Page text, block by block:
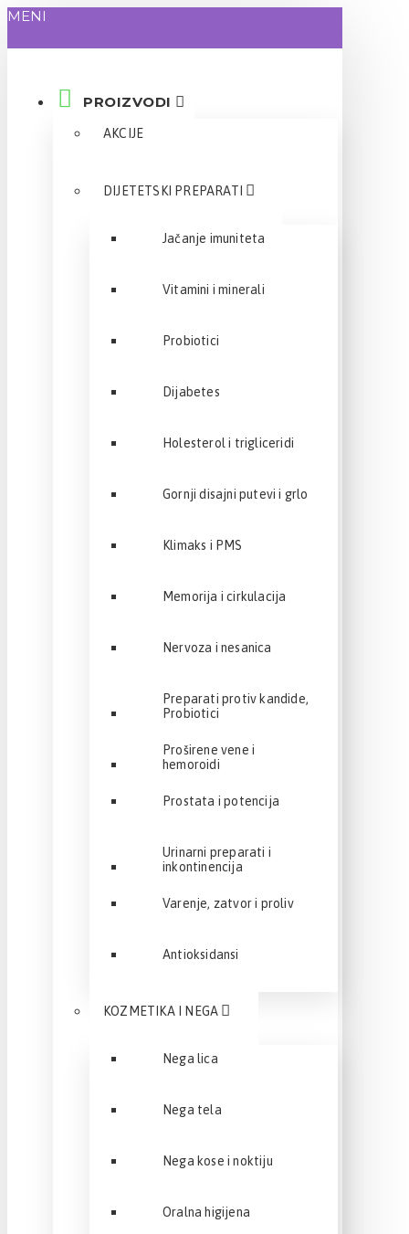
MENI
PROIZVODI
AKCIJE
DIJETETSKI PREPARATI
Jačanje imuniteta
Vitamini i minerali
Probiotici
Dijabetes
Holesterol i trigliceridi
Gornji disajni putevi i grlo
Klimaks i PMS
Memorija i cirkulacija
Nervoza i nesanica
Preparati protiv kandide,
Probiotici
Proširene vene i
hemoroidi
Prostata i potencija
Urinarni preparati i
inkontinencija
Varenje, zatvor i proliv
Antioksidansi
KOZMETIKA I NEGA
Nega lica
Nega tela
Nega kose i noktiju
Oralna higijena